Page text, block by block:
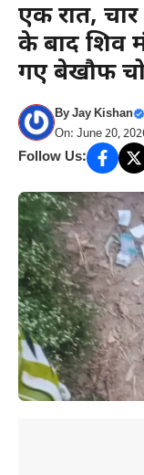
एक रात, चार
के बाद शिव
गए बेखौफ
ByJay Kishan
On: June 20,
Follow Us: